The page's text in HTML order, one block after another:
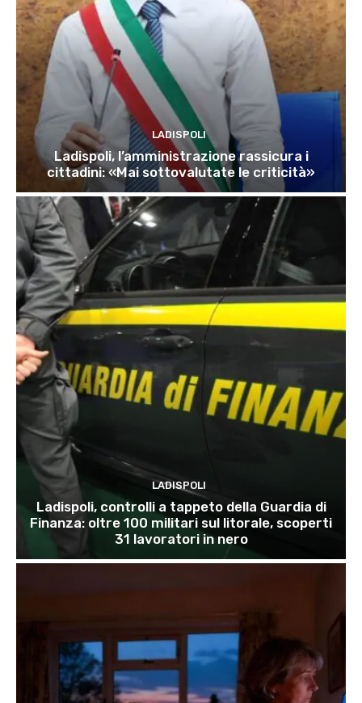
LADISPOLI
Ladispoli, l’amministrazione rassicura i
cittadini: «Mai sottovalutate le criticità»
LADISPOLI
Ladispoli, controlli a tappeto della Guardia di
Finanza: oltre 100 militari sul litorale, scoperti
31 lavoratori in nero